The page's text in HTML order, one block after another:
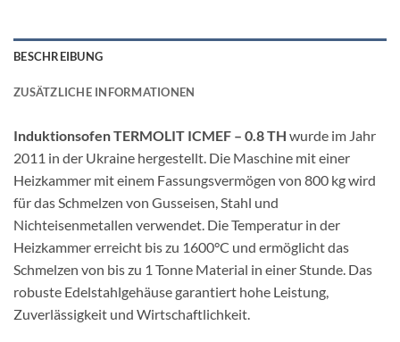
BESCHREIBUNG
ZUSÄTZLICHE INFORMATIONEN
Induktionsofen TERMOLIT ICMEF – 0.8 TH wurde im Jahr
2011 in der Ukraine hergestellt. Die Maschine mit einer
Heizkammer mit einem Fassungsvermögen von 800 kg wird
für das Schmelzen von Gusseisen, Stahl und
Nichteisenmetallen verwendet. Die Temperatur in der
Heizkammer erreicht bis zu 1600°C und ermöglicht das
Schmelzen von bis zu 1 Tonne Material in einer Stunde. Das
robuste Edelstahlgehäuse garantiert hohe Leistung,
Zuverlässigkeit und Wirtschaftlichkeit.